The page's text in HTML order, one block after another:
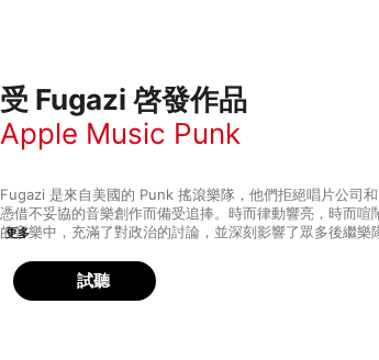
受 Fugazi 啓發作品
Apple Music Punk
Fugazi 是來自美國的 Punk 搖滾樂隊，他們拒絕唱片公司和
憑借不妥協的音樂創作而備受追捧。時而律動響亮，時而喧
的音樂中，充滿了對政治的討論，並深刻影響了眾多後繼樂
符探索音樂實驗性的 Blonde Redhead，還是大膽創新的
Fugazi 為靈感來源。打開歌單，細細品味這隊另類樂隊的音
更多
試聽